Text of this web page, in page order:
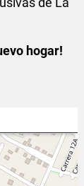
hogar!